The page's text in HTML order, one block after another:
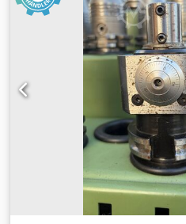
montierte Platten sind in
Steifigkeit und Langlebigkeit –
Zentren und Fräsmaschinen.
führend im Bereich der
gebraucht, sehr guter
einsatzbereit. ✅ Ideal für
Bearbeitung großer Flächen.
und lange Standzeit dank
Premium-Werkzeug –
Cedpfx Acjxld Aweijha